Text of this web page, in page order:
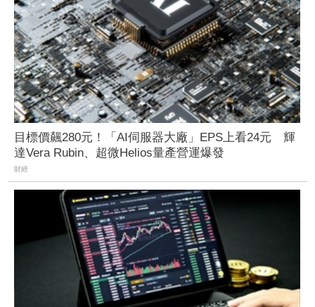
目標價飆280元！「AI伺服器大廠」EPS上看24元 輝
達Vera Rubin、超微Helios量產營運爆發
財經